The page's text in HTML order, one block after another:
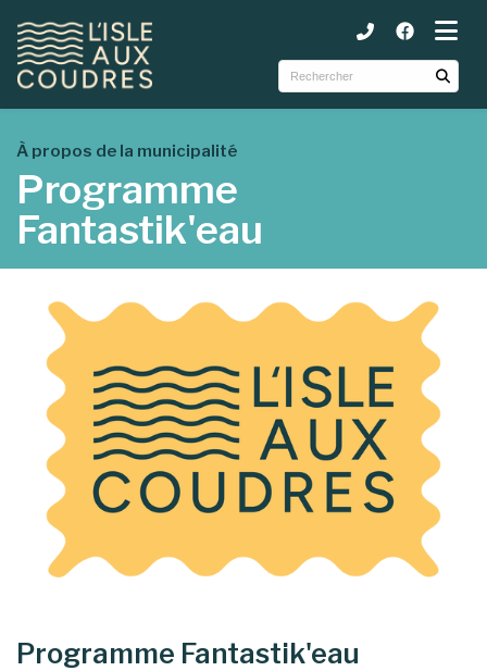
(Municipalité )
(Services )
À propos de la municipalité
Programme
Fantastik'eau
Programme Fantastik'eau